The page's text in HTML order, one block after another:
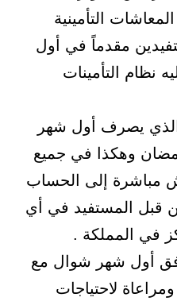
التأمينية
مقدماً في أول
نظام التأمينات
الذي يصرف أول شهر
وهكذا في جميع
مباشرة إلى الحساب
قبل المستفيد في أي
في المملكة .
أول شهر شوال مع
لاحتياجات